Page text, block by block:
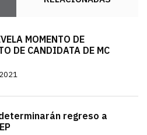
MOMENTO DE
DE CANDIDATA DE MC
regreso a